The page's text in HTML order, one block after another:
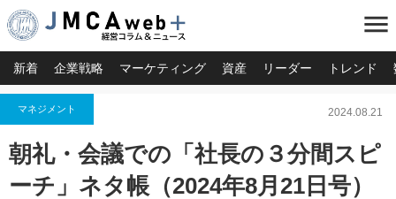
menu
新着 企業戦略 マーケティング 資産 リーダー トレンド
マネジメント 2024.08.21
朝礼・会議での「社長の３分間スピ
ーチ」ネタ帳（2024年8月21日号）